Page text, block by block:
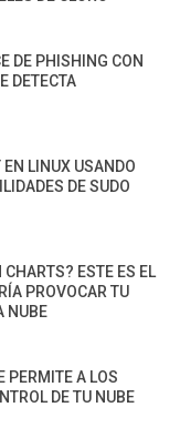
DE PHISHING CON
DETECTA
LINUX USANDO
DE SUDO
ESTE ES EL
PROVOCAR TU
NUBE
PERMITE A LOS
DE TU NUBE